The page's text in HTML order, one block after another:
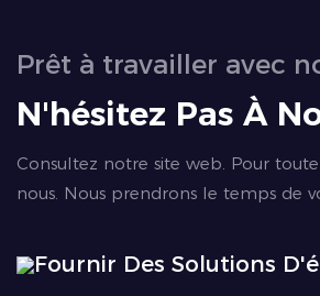
Prêt à travailler avec
N'hésitez Pas À
Consultez notre site web. Pour
nous. Nous prendrons le temps de
Fournir Des Solutions